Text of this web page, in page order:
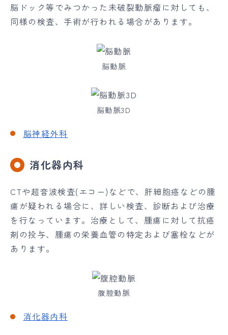
脳ドック等でみつかった未破裂動脈瘤に対しても、
同様の検査、手術が行われる場合があります。
脳動脈
脳動脈3D
脳神経外科
消化器内科
CTや超音波検査(エコー)などで、肝細胞癌などの腫
瘍が疑われる場合に、詳しい検査、診断および治療
を行なっています。治療として、腫瘍に対して抗癌
剤の投与、腫瘍の栄養血管の特定および塞栓などが
あります。
腹腔動脈
消化器内科